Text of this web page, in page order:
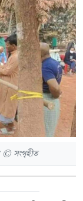
© সংগৃহীত